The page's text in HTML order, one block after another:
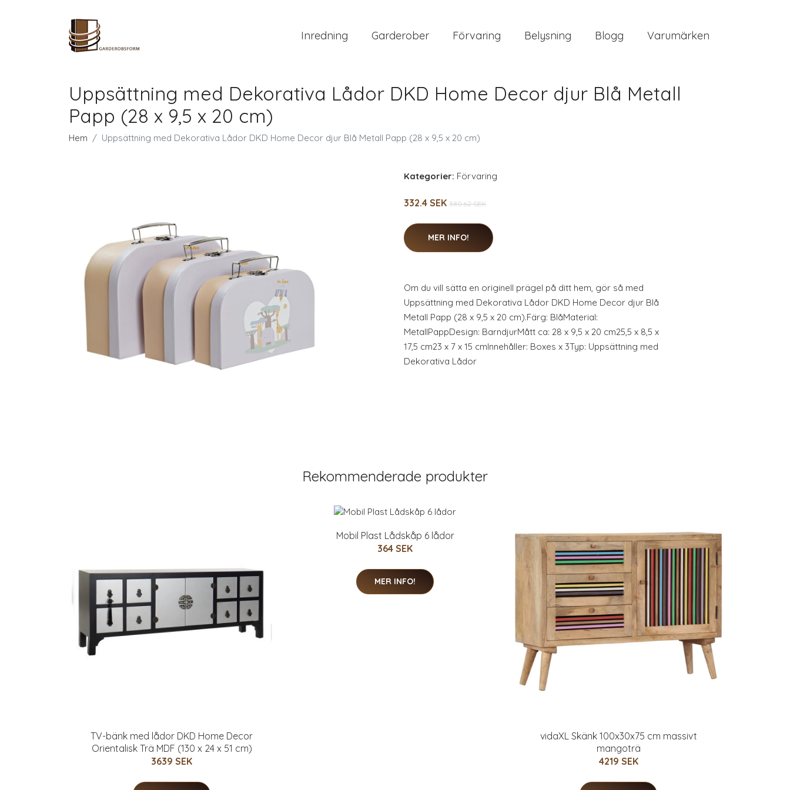
Inredning Garderober Förvaring Belysning Blogg Varumärken
Uppsättning med Dekorativa Lådor DKD Home Decor djur Blå Metall
Papp (28 x 9,5 x 20 cm)
Hem Uppsättning med Dekorativa Lådor DKD Home Decor djur Blå Metall Papp (28 x 9,5 x 20 cm)
Kategorier: Förvaring
332.4 SEK 380.62 SEK
MER INFO!
Om du vill sätta en originell prägel på ditt hem, gör så med
Uppsättning med Dekorativa Lådor DKD Home Decor djur Blå
Metall Papp (28 x 9,5 x 20 cm).Färg: BlåMaterial:
MetallPappDesign: BarndjurMått ca: 28 x 9,5 x 20 cm25,5 x 8,5 x
17,5 cm23 x 7 x 15 cmInnehåller: Boxes x 3Typ: Uppsättning med
Dekorativa Lådor
Rekommenderade produkter
TV-bänk med lådor DKD Home Decor
Orientalisk Trä MDF (130 x 24 x 51 cm)
3639 SEK
Mobil Plast Lådskåp 6 lådor
364 SEK
MER INFO!
vidaXL Skänk 100x30x75 cm massivt
mangoträ
4219 SEK